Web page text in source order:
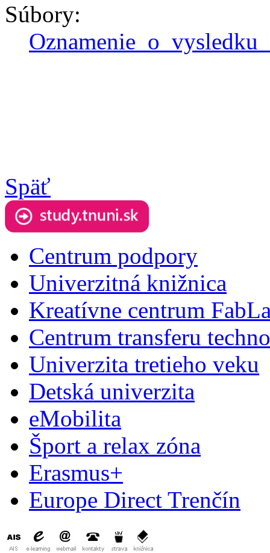
Súbory:
Späť
Centrum podpory
Univerzitná knižnica
Kreatívne centrum
Centrum transferu
Univerzita tretieho veku
Detská univerzita
eMobilita
Šport a relax zóna
Erasmus+
Europe Direct Trenčín